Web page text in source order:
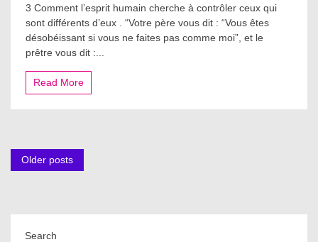
3 Comment l’esprit humain cherche à contrôler ceux qui
sont différents d’eux . “Votre père vous dit : “Vous êtes
désobéissant si vous ne faites pas comme moi”, et le
prêtre vous dit :...
Read More
Posts
Older posts
Search